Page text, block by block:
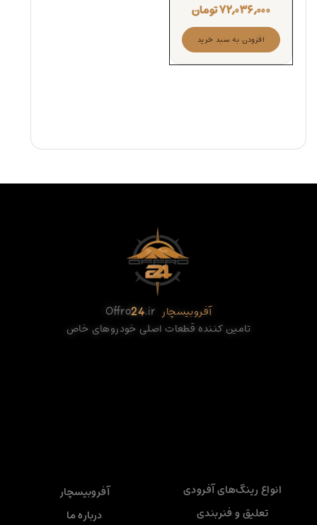
۷۲,۰۳۶,۰۰۰تومان
افزودن به سبد خرید
آفروبیسچار Offro24.ir
تامین کننده قطعات اصلی خودروهای خاص
انواع رینگ‌های آفرودی
تعلیق و فنربندی
آفروبیسچار
درباره ما